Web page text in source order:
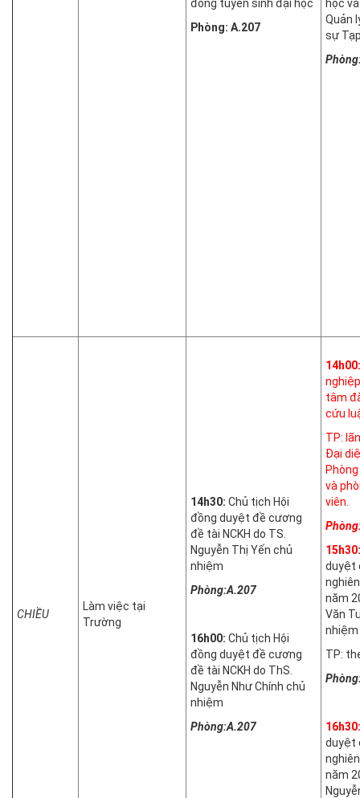
đồng tuyển sinh đại học
Phòng: A.207
học
Quản
sự
CHIỀU
Làm việc tại
Trường
14h30: Chủ tịch Hội
đồng duyệt đề cương
đề tài NCKH do TS.
Nguyễn Thị Yến chủ
nhiệm
Phòng:A.207
16h00: Chủ tịch Hội
đồng duyệt đề cương
đề tài NCKH do ThS.
Nguyễn Như Chính chủ
nhiệm
Phòng:A.207
14h00:
tâm
cứu
TP:
Đại
và
viên.
15h30:
duyệt
năm
Văn
nhiệm
TP:
16h30:
duyệt
năm